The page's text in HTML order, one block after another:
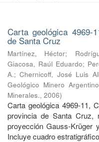
Carta geológica 4969-
de Santa Cruz
Martínez, Héctor;
Giacosa, Raúl Eduardo;
A.;Chernicoff, José Luis
Geológico Minero
Minerales., 2006)
Carta geológica 4969-11,
provincia de Santa Cruz,
proyección Gauss-Krüger
Incluye cuadro